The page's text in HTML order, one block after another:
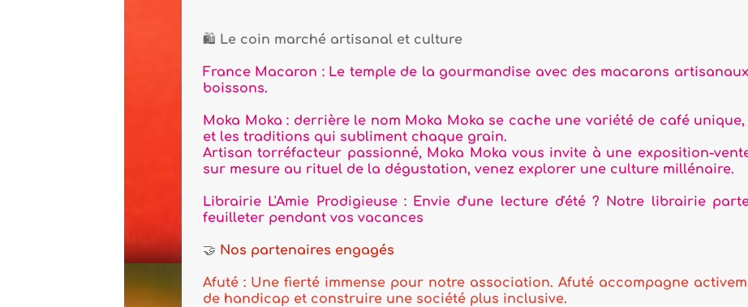
Le coin marché artisanal et culture
France Macaron : Le temple de la gourmandise avec des macarons artisanaux, légers et
Moka Moka : derrière le nom Moka Moka se cache une variété de café unique, mais aussi une
et les traditions qui subliment chaque grain.
Artisan torréfacteur passionné, Moka Moka vous invite à une exposition-vente pour
sur mesure au rituel de la dégustation, venez explorer une culture millénaire.
Librairie L'Amie Prodigieuse : Envie d'une lecture d'été ? Notre librairie partenaire vous
feuilleter pendant vos vacances
Nos partenaires engagés
Afuté : Une fierté immense pour notre association. Afuté accompagne activement AS
de handicap et construire une société plus inclusive.